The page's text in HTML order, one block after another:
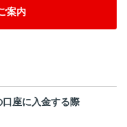
案内
座に入金する際